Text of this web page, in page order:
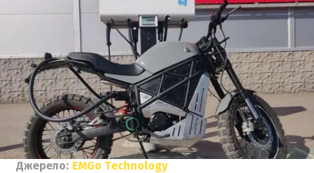
Джерело: EMGo Technology